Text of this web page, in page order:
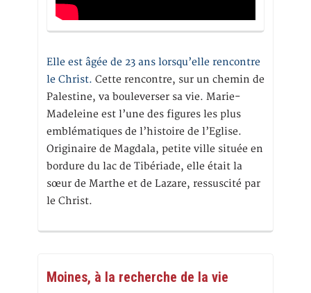
Elle est âgée de 23 ans lorsqu’elle rencontre
le Christ. Cette rencontre, sur un chemin de
Palestine, va bouleverser sa vie. Marie-
Madeleine est l’une des figures les plus
emblématiques de l’histoire de l’Eglise.
Originaire de Magdala, petite ville située en
bordure du lac de Tibériade, elle était la
sœur de Marthe et de Lazare, ressuscité par
le Christ.
Moines, à la recherche de la vie